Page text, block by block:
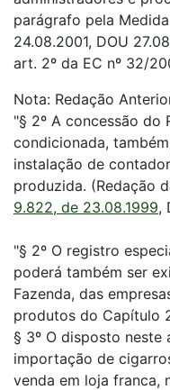
parágrafo pela
24.08.2001, DOU
art. 2º da EC nº 32/
Nota: Redação
"§ 2º A concessão do
condicionada,
instalação de
produzida. (Redação
9.822, de 23.08.1999,
"§ 2º O registro
poderá também ser
Fazenda, das
produtos do Capítulo
§ 3º O disposto
importação de
venda em loja franca,